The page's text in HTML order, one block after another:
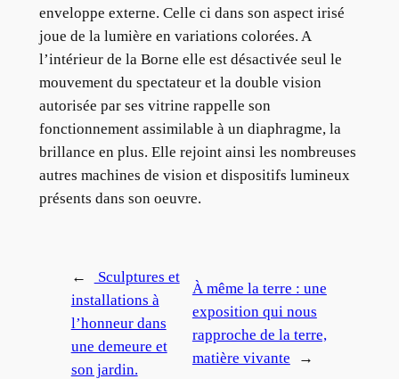
enveloppe externe. Celle ci dans son aspect irisé
joue de la lumière en variations colorées. A
l’intérieur de la Borne elle est désactivée seul le
mouvement du spectateur et la double vision
autorisée par ses vitrine rappelle son
fonctionnement assimilable à un diaphragme, la
brillance en plus. Elle rejoint ainsi les nombreuses
autres machines de vision et dispositifs lumineux
présents dans son oeuvre.
←
Sculptures et
installations à
l’honneur dans
une demeure et
son jardin.
À même la terre : une
exposition qui nous
rapproche de la terre,
matière vivante
→